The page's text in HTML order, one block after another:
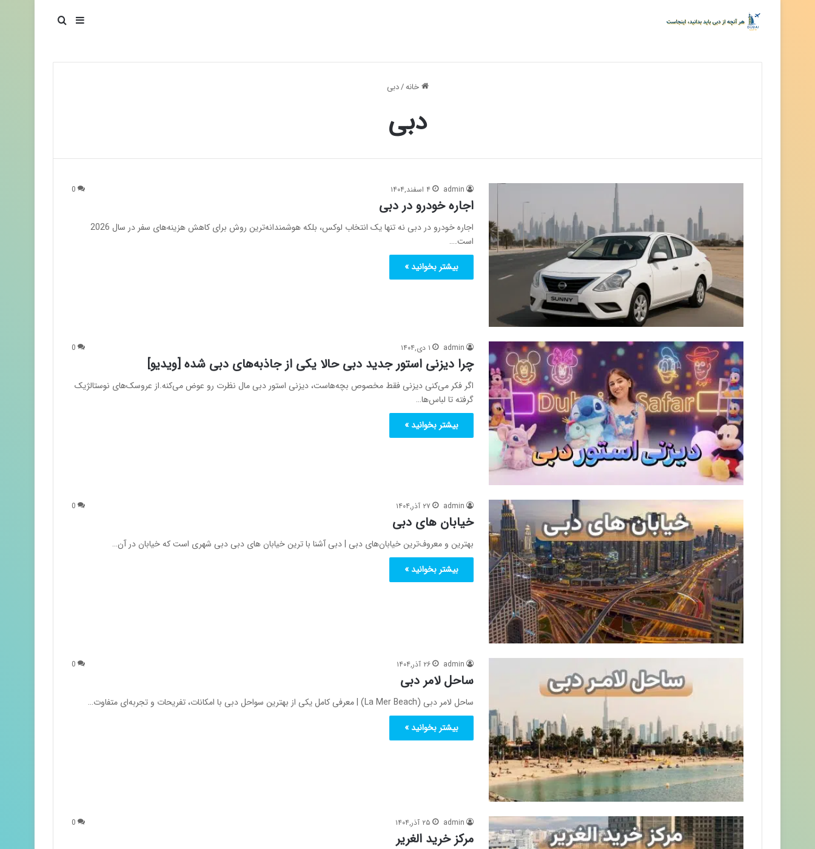
سایدبار
خانه/دبی
دبی
admin ۴ اسفند,۱۴۰۴ 0
اجاره خودرو در دبی
اجاره خودرو در دبی نه تنها یک انتخاب لوکس، بلکه هوشمندانه‌ترین روش برای کاهش هزینه‌های سفر در سال 2026
است.…
بیشتر بخوانید »
admin ۱ دی,۱۴۰۴ 0
چرا دیزنی استور جدید دبی حالا یکی از جاذبه‌های دبی شده [ویدیو]
اگر فکر می‌کنی دیزنی فقط مخصوص بچه‌هاست، دیزنی استور دبی مال نظرت رو عوض می‌کنه.از عروسک‌های نوستالژیک
گرفته تا لباس‌ها…
بیشتر بخوانید »
admin ۲۷ آذر,۱۴۰۴ 0
خیابان های دبی
بهترین و معروف‌ترین خیابان‌های دبی | دبی آشنا با ترین خیابان های دبی دبی شهری است که خیابان در آن…
بیشتر بخوانید »
admin ۲۶ آذر,۱۴۰۴ 0
ساحل لامر دبی
ساحل لامر دبی (La Mer Beach) | معرفی کامل یکی از بهترین سواحل دبی با امکانات، تفریحات و تجربه‌ای متفاوت…
بیشتر بخوانید »
admin ۲۵ آذر,۱۴۰۴ 0
مرکز خرید الغریر